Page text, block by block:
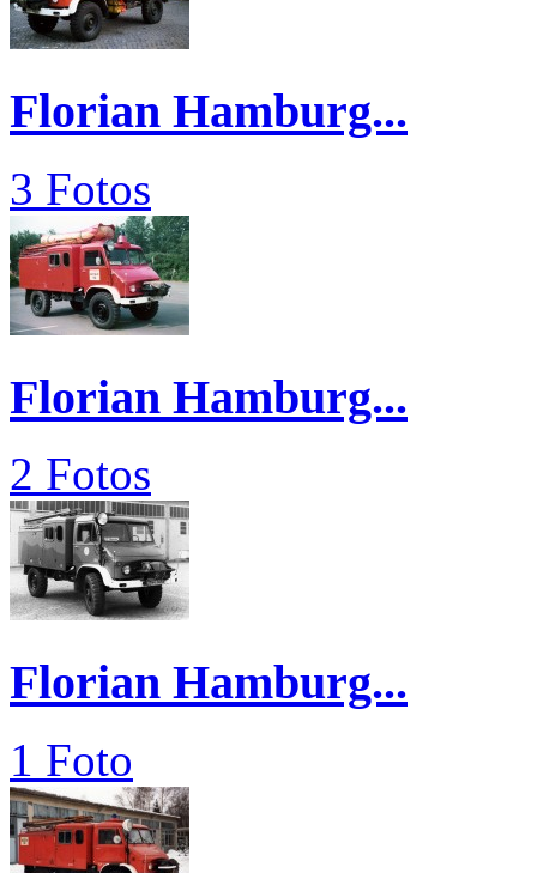
Florian Hamburg...
3 Fotos
Florian Hamburg...
2 Fotos
Florian Hamburg...
1 Foto